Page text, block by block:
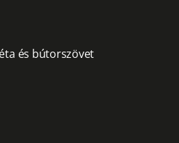
és bútorszövet